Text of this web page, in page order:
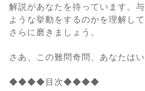
解説があなたを待っています。
ような挙動をするのかを理解し
さらに磨きましょう。
さあ、この難問奇問、あなたは
◆◆◆◆目次◆◆◆◆